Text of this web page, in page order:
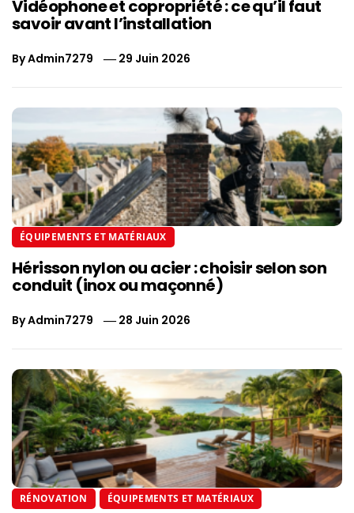
Vidéophone et copropriété : ce qu’il faut
savoir avant l’installation
ByAdmin7279 29 Juin 2026
ÉQUIPEMENTS ET MATÉRIAUX
Hérisson nylon ou acier : choisir selon son
conduit (inox ou maçonné)
ByAdmin7279 28 Juin 2026
RÉNOVATION ÉQUIPEMENTS ET MATÉRIAUX